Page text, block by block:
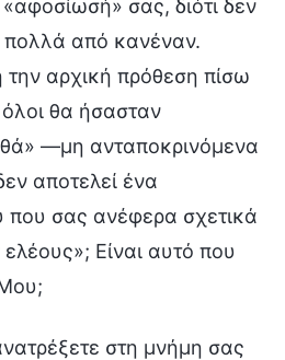
σας, διότι δεν
πολλά από κανέναν.
αρχική πρόθεση πίσω
θα ήσασταν
—μη ανταποκρινόμενα
αποτελεί ένα
που σας ανέφερα σχετικά
Είναι αυτό που
στη μνήμη σας